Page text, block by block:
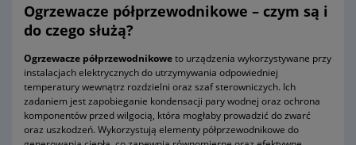
Ogrzewacze półprzewodnikowe – czym są i
do czego służą?
Ogrzewacze półprzewodnikoweto urządzenia wykorzystywane przy
instalacjach elektrycznych do utrzymywania odpowiedniej
temperatury wewnątrz rozdzielni oraz szaf sterowniczych. Ich
zadaniem jest zapobieganie kondensacji pary wodnej oraz ochrona
komponentów przed wilgocią, która mogłaby prowadzić do zwarć
oraz uszkodzeń. Wykorzystują elementy półprzewodnikowe do